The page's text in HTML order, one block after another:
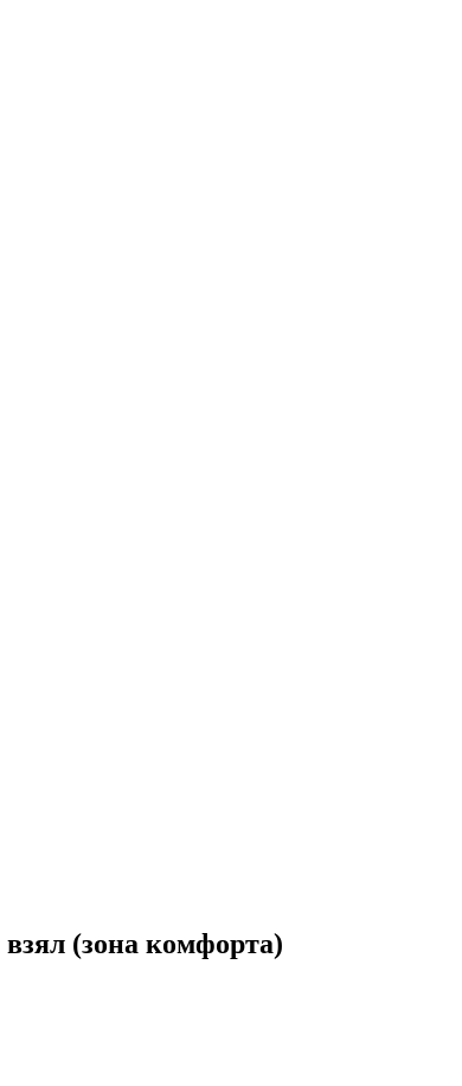
(зона комфорта)